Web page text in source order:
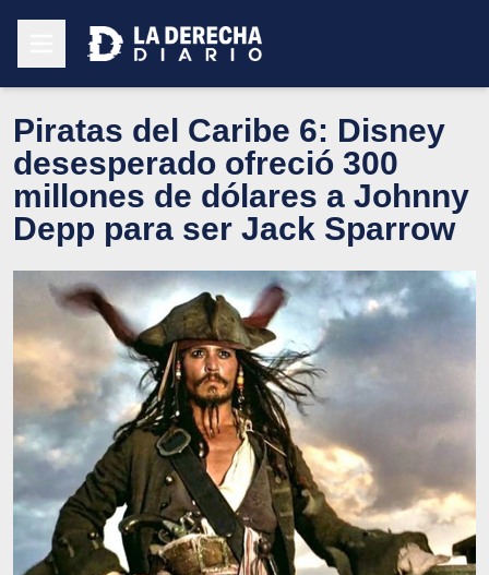
Piratas del Caribe 6: Disney
desesperado ofreció 300
millones de dólares a Johnny
Depp para ser Jack Sparrow